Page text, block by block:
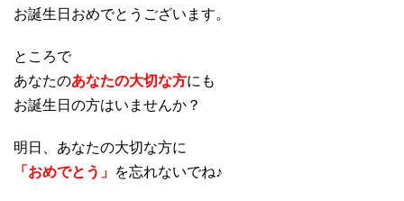
お誕生日おめでとうございます。
ところで
あなたのあなたの大切な方にも
お誕生日の方はいませんか？
明日、あなたの大切な方に
「おめでとう」 を忘れないでね♪